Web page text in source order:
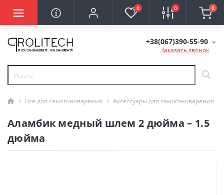
0 0 0
+38(067)390-55-90
Заказать звонок
Все для самогоноварения Аксессуары для самогоноварения
Аламбик медный шлем 2 дюйма – 1.5
дюйма